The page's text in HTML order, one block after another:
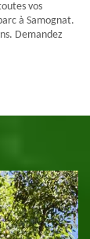
vos
à Samognat.
Demandez